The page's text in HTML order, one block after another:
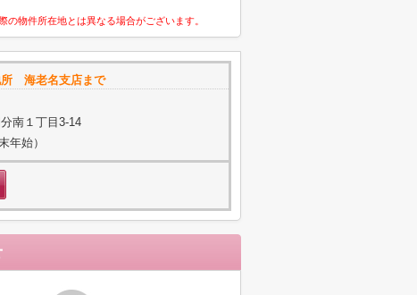
物件所在地とは異なる場合がございます。
所 海老名支店まで
南１丁目3-14
年始）